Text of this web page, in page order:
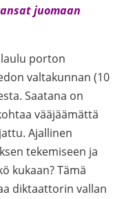
juomaan
porton
valtakunnan (10
Saatana on
vääjäämättä
Ajallinen
tekemiseen ja
kukaan? Tämä
diktaattorin vallan